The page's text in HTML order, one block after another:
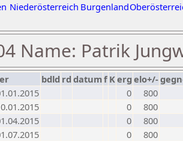
Niederösterreich Burgenland
Name: Patrik
bdld rd datumf Kerg elo+/-
0
800
0
800
0
800
0
800